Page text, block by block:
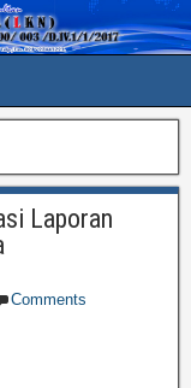
Laporan
Comments